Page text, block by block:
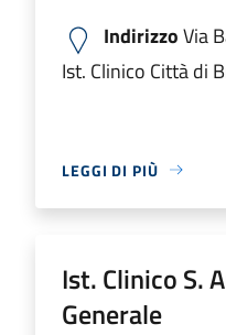
IndirizzoVia
Ist. Clinico Città di
LEGGI DI PIÙ
Ist. Clinico S.
Generale